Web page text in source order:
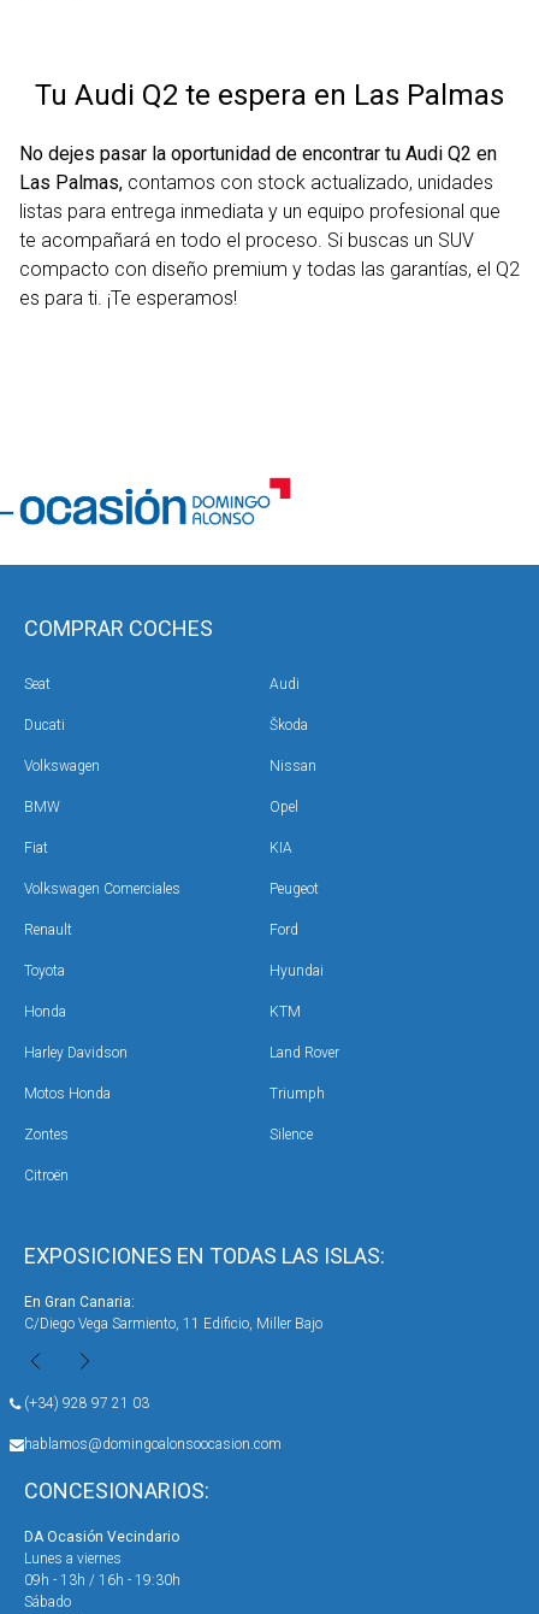
Tu Audi Q2 te espera en Las Palmas
No dejes pasar la oportunidad de encontrar tu Audi Q2 en
Las Palmas, contamos con stock actualizado, unidades
listas para entrega inmediata y un equipo profesional que
te acompañará en todo el proceso. Si buscas un SUV
compacto con diseño premium y todas las garantías, el Q2
es para ti. ¡Te esperamos!
EXPOSICIONES EN TODAS LAS ISLAS:
En Gran Canaria:
C/Diego Vega Sarmiento, 11 Edificio, Miller Bajo
(+34) 928 97 21 03
hablamos@domingoalonsoocasion.com
CONCESIONARIOS:
DA Ocasión Vecindario
Lunes a viernes
09h - 13h / 16h - 19:30h
Sábado
COMPRAR COCHES
Seat Audi
Ducati Škoda
Volkswagen Nissan
BMW Opel
Fiat KIA
Volkswagen Comerciales Peugeot
Renault Ford
Toyota Hyundai
Honda KTM
Harley Davidson Land Rover
Motos Honda Triumph
Zontes Silence
Citroën